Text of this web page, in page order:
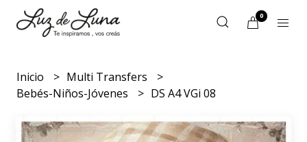
0
Inicio
Multi Transfers
Bebés-Niños-Jóvenes
DS A4 VGi 08